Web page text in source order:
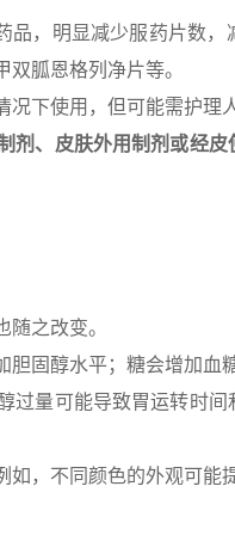
品，明显减少服药片数
胍恩格列净片等。
况下使用，但可能需护理
剂、皮肤外用制剂或经皮
随之改变。
固醇水平；糖会增加血
过量可能导致胃运转时
，不同颜色的外观可能